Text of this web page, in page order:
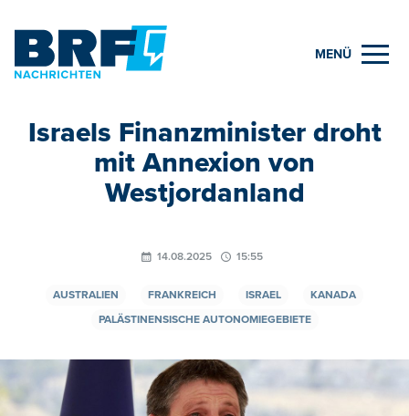
MENÜ
Israels Finanzminister droht
mit Annexion von
Westjordanland
14.08.2025 15:55
AUSTRALIEN FRANKREICH ISRAEL
KANADA
PALÄSTINENSISCHE AUTONOMIEGEBIETE